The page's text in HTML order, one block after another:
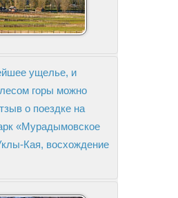
ущелье, и
горы можно
о поездке на
«Мурадымовское
Кая, восхождение